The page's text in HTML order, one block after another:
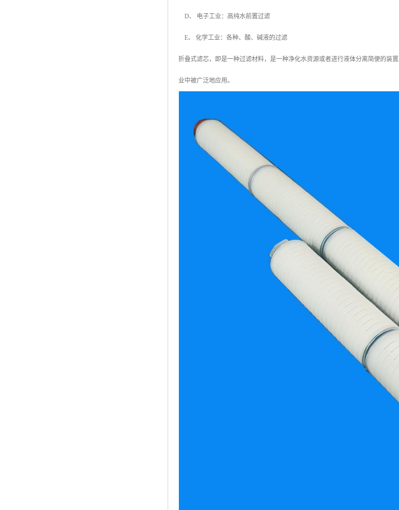
D、 电子工业：高纯水前置过滤
E、 化学工业：各种、酸、碱液的过滤
折叠式滤芯，即是一种过滤材料，是一种净化水资源或者进行液体分离简便的装
业中被广泛地应用。